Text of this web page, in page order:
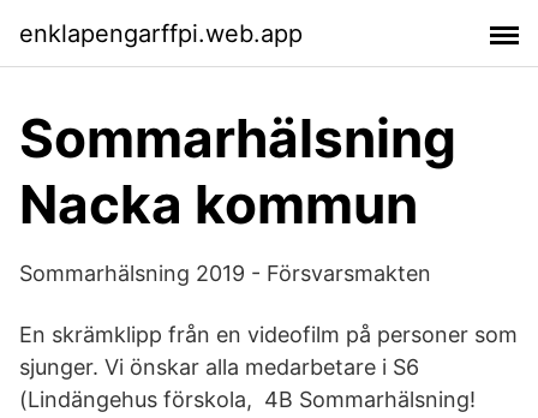
enklapengarffpi.web.app
Sommarhälsning
Nacka kommun
Sommarhälsning 2019 - Försvarsmakten
En skrämklipp från en videofilm på personer som
sjunger. Vi önskar alla medarbetare i S6
(Lindängehus förskola, 4B Sommarhälsning!